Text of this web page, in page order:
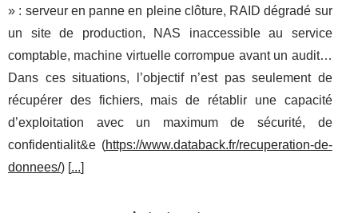
» : serveur en panne en pleine clôture, RAID dégradé sur
un site de production, NAS inaccessible au service
comptable, machine virtuelle corrompue avant un audit…
Dans ces situations, l’objectif n’est pas seulement de
récupérer des fichiers, mais de rétablir une capacité
d’exploitation avec un maximum de sécurité, de
confidentialit&e (https://www.databack.fr/recuperation-de-
donnees/) [...]